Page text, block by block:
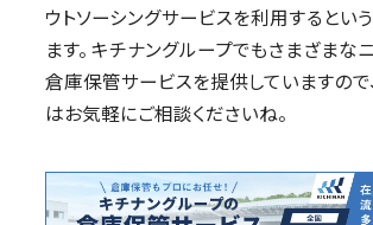
ウトソーシングサービスを利用するとい
ます。 キチナングループでもさまざまな
倉庫保管サービスを提供していますので
はお気軽にご相談くださいね。